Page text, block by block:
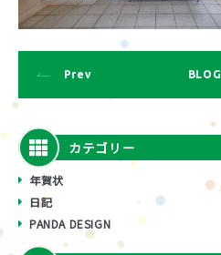
Prev BLOG
カテゴリー
年賀状
日記
PANDA DESIGN